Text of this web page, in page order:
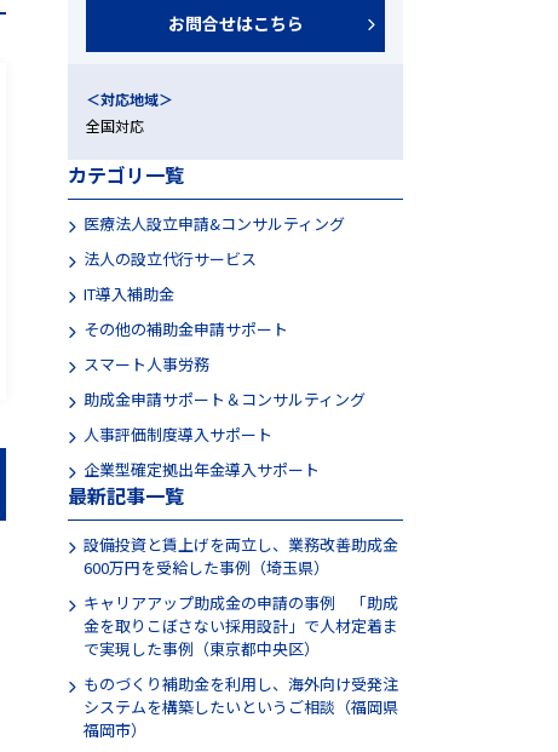
お問合せはこちら
＜対応地域＞
全国対応
カテゴリ一覧
医療法人設立申請&コンサルティング
法人の設立代行サービス
IT導入補助金
その他の補助金申請サポート
スマート人事労務
助成金申請サポート＆コンサルティング
人事評価制度導入サポート
企業型確定拠出年金導入サポート
最新記事一覧
設備投資と賃上げを両立し、業務改善助成金
600万円を受給した事例（埼玉県）
キャリアアップ助成金の申請の事例 「助成
金を取りこぼさない採用設計」で人材定着ま
で実現した事例（東京都中央区）
ものづくり補助金を利用し、海外向け受発注
システムを構築したいというご相談（福岡県
福岡市）
メールから相談する
24時間365日受付